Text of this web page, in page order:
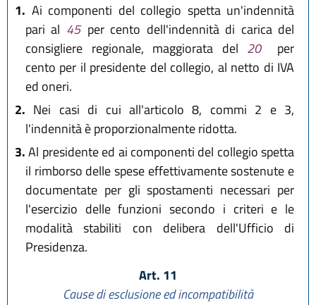
1. Ai componenti del collegio spetta un'indennità
pari al 45 per cento dell'indennità di carica del
consigliere regionale, maggiorata del 20
per
cento per il presidente del collegio, al netto di IVA
ed oneri.
2. Nei casi di cui all'articolo 8, commi 2 e 3,
l'indennità è proporzionalmente ridotta.
3.Al presidente ed ai componenti del collegio spetta
il rimborso delle spese effettivamente sostenute e
documentate per gli spostamenti necessari per
l'esercizio delle funzioni secondo i criteri e le
modalità stabiliti con delibera dell'Ufficio di
Presidenza.
Art. 11
Cause di esclusione ed incompatibilità